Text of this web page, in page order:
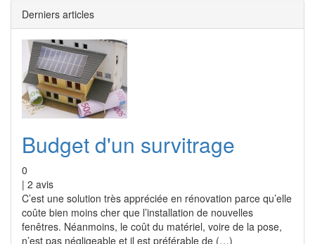
Derniers articles
Budget d'un survitrage
0
| 2 avis
C’est une solution très appréciée en rénovation parce qu’elle
coûte bien moins cher que l’installation de nouvelles
fenêtres. Néanmoins, le coût du matériel, voire de la pose,
n’est pas négligeable et il est préférable de (…)